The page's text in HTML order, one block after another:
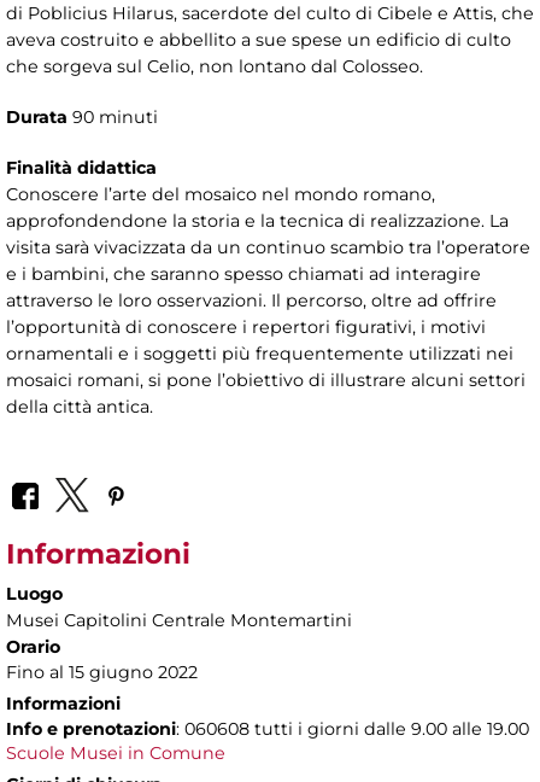
di Poblicius Hilarus, sacerdote del culto di Cibele e Attis, che
aveva costruito e abbellito a sue spese un edificio di culto
che sorgeva sul Celio, non lontano dal Colosseo.
Durata 90 minuti
Finalità didattica
Conoscere l’arte del mosaico nel mondo romano,
approfondendone la storia e la tecnica di realizzazione. La
visita sarà vivacizzata da un continuo scambio tra l’operatore
e i bambini, che saranno spesso chiamati ad interagire
attraverso le loro osservazioni. Il percorso, oltre ad offrire
l’opportunità di conoscere i repertori figurativi, i motivi
ornamentali e i soggetti più frequentemente utilizzati nei
mosaici romani, si pone l’obiettivo di illustrare alcuni settori
della città antica.
Informazioni
Luogo
Musei Capitolini Centrale Montemartini
Orario
Fino al 15 giugno 2022
Informazioni
Info e prenotazioni: 060608 tutti i giorni dalle 9.00 alle 19.00
Scuole Musei in Comune